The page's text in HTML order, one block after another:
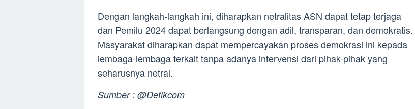
Dengan langkah-langkah ini, diharapkan netralitas ASN dapat tetap terjaga
dan Pemilu 2024 dapat berlangsung dengan adil, transparan, dan demokratis.
Masyarakat diharapkan dapat mempercayakan proses demokrasi ini kepada
lembaga-lembaga terkait tanpa adanya intervensi dari pihak-pihak yang
seharusnya netral.
Sumber : @Detikcom